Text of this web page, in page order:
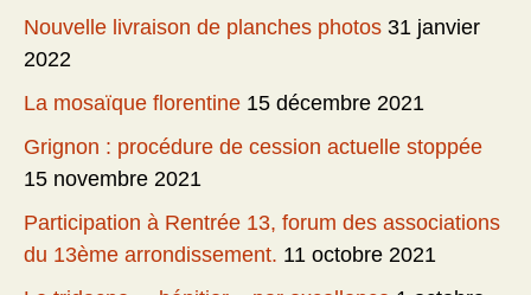
Nouvelle livraison de planches photos 31 janvier
2022
La mosaïque florentine 15 décembre 2021
Grignon : procédure de cession actuelle stoppée
15 novembre 2021
Participation à Rentrée 13, forum des associations
du 13ème arrondissement. 11 octobre 2021